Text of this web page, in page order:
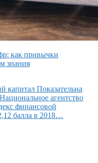
как привычки
знания
капитал Показательна
агентство
финансовой
балла в 2018…